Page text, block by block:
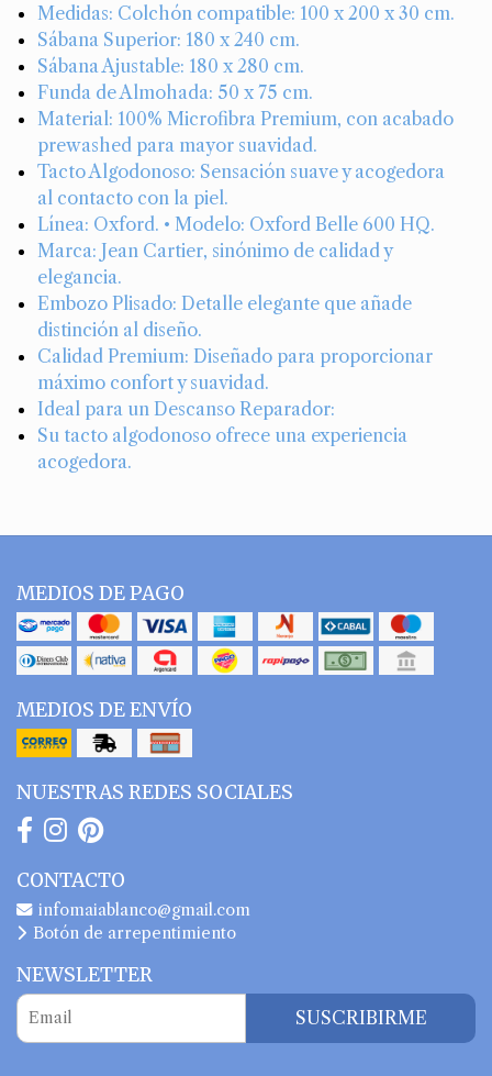
Medidas: Colchón compatible: 100 x 200 x 30 cm.
Sábana Superior: 180 x 240 cm.
Sábana Ajustable: 180 x 280 cm.
Funda de Almohada: 50 x 75 cm.
Material: 100% Microfibra Premium, con acabado
prewashed para mayor suavidad.
Tacto Algodonoso: Sensación suave y acogedora
al contacto con la piel.
Línea: Oxford. • Modelo: Oxford Belle 600 HQ.
Marca: Jean Cartier, sinónimo de calidad y
elegancia.
Embozo Plisado: Detalle elegante que añade
distinción al diseño.
Calidad Premium: Diseñado para proporcionar
máximo confort y suavidad.
Ideal para un Descanso Reparador:
Su tacto algodonoso ofrece una experiencia
acogedora.
MEDIOS DE PAGO
MEDIOS DE ENVÍO
NUESTRAS REDES SOCIALES
CONTACTO
infomaiablanco@gmail.com
Botón de arrepentimiento
NEWSLETTER
SUSCRIBIRME